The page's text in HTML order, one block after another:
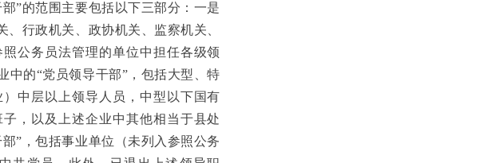
”的范围主要包括以下三部分：一是
行政机关、政协机关、监察机关、
公务员法管理的单位中担任各级领
中的“党员领导干部”，包括大型、特
中层以上领导人员，中型以下国有
，以及上述企业中其他相当于县处
”，包括事业单位（未列入参照公务